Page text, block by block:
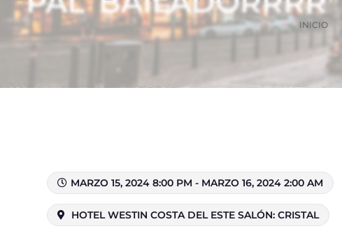
INICIO
MARZO 15, 2024 8:00 PM - MARZO 16, 2024 2:00 AM
HOTEL WESTIN COSTA DEL ESTE SALÓN: CRISTAL